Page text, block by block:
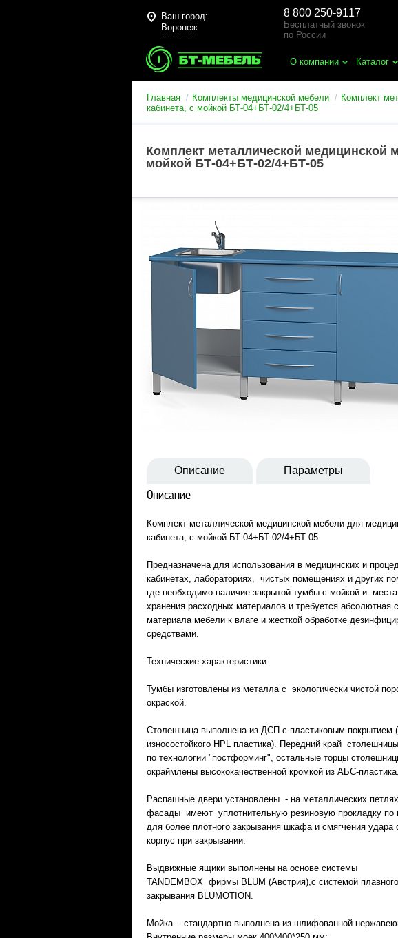
Ваш город:
Воронеж
8 800 250-9117
Бесплатный звонок
по России
О компании Каталог
Главная Комплекты медицинской мебели
Комплект
кабинета, с мойкой БТ-04+БТ-02/4+БТ-05
Комплект металлической медицинской
мойкой БТ-04+БТ-02/4+БТ-05
Описание Параметры
Описание
Комплект металлической медицинской мебели для
кабинета, с мойкой БТ-04+БТ-02/4+БТ-05
Предназначена для использования в медицинских и
кабинетах, лабораториях, чистых помещениях и других
где необходимо наличие закрытой тумбы с мойкой и
хранения расходных материалов и требуется абсолютная
материала мебели к влаге и жесткой обработке
средствами.
Технические характеристики:
Тумбы изготовлены из металла с экологически чистой
окраской.
Столешница выполнена из ДСП с пластиковым покрытием
износостойкого HPL пластика). Передний край
по технологии "постформинг", остальные торцы
окраймлены высококачественной кромкой из АБС-
Распашные двери установлены - на металлических
фасады имеют уплотнительную резиновую прокладку по
для более плотного закрывания шкафа и смягчения
корпус при закрывании.
Выдвижные ящики выполнены на основе системы
TANDEMBOX фирмы BLUM (Австрия),c системой плавного
закрывания BLUMOTION.
Мойка - стандартно выполнена из шлифованной